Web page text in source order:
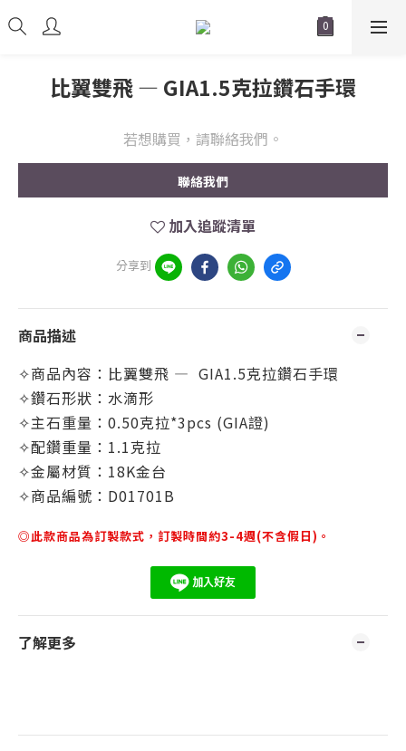
比翼雙飛 — GIA1.5克拉鑽石手環
若想購買，請聯絡我們。
聯絡我們
加入追蹤清單
分享到
商品描述
✧商品內容：比翼雙飛 — GIA1.5克拉鑽石手環
✧鑽石形狀：水滴形
✧主石重量：0.50克拉*3pcs (GIA證)
✧配鑽重量： 1.1克拉
✧金屬材質：18K金台
✧商品編號：D01701B
◎此款商品為訂製款式，訂製時間約3-4週(不含假日)。
了解更多